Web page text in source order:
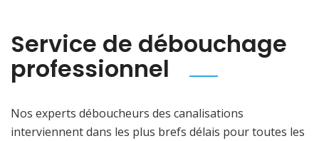
Service de débouchage
professionnel
Nos experts déboucheurs des canalisations
interviennent dans les plus brefs délais pour toutes les